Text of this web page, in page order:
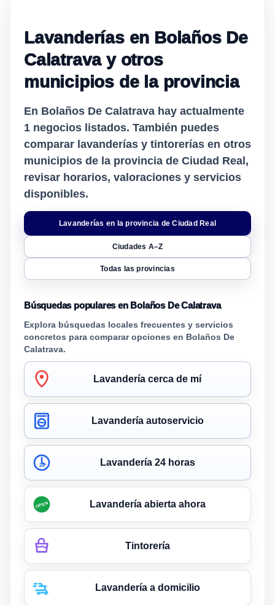
Lavanderías en Bolaños De
Calatrava y otros
municipios de la provincia
En Bolaños De Calatrava hay actualmente
1 negocios listados. También puedes
comparar lavanderías y tintorerías en otros
municipios de la provincia de Ciudad Real,
revisar horarios, valoraciones y servicios
disponibles.
Lavanderías en la provincia de Ciudad Real
Ciudades A–Z
Todas las provincias
Búsquedas populares en Bolaños De Calatrava
Explora búsquedas locales frecuentes y servicios
concretos para comparar opciones en Bolaños De
Calatrava.
Lavandería cerca de mí
Lavandería autoservicio
24 Lavandería 24 horas
OPEN Lavandería abierta ahora
Tintorería
Lavandería a domicilio